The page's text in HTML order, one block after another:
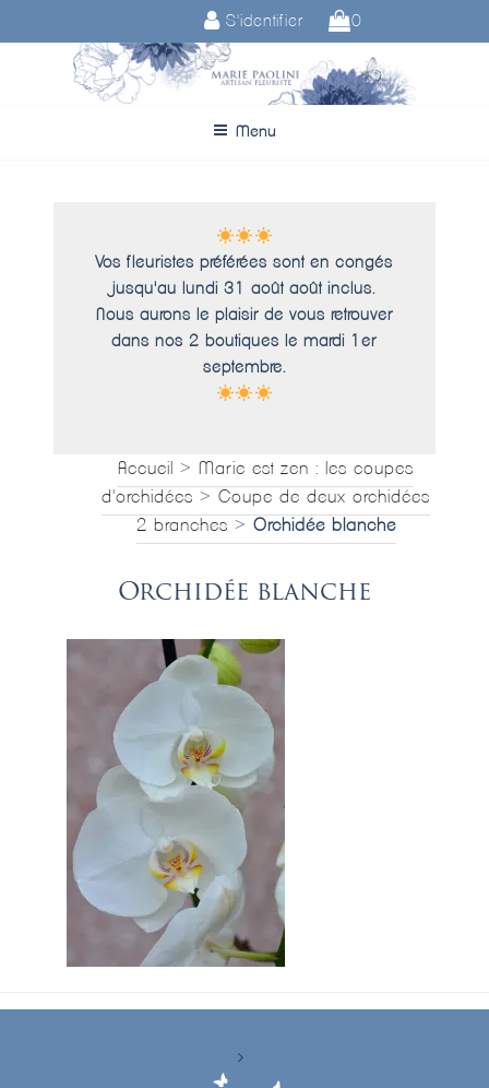
S'identifier 0
Menu
Vos fleuristes préférées sont en congés
jusqu'au lundi 31 août août inclus.
Nous aurons le plaisir de vous retrouver
dans nos 2 boutiques le mardi 1er
septembre.
Accueil >Marie est zen : les coupes
d'orchidées >Coupe de deux orchidées
2 branches > Orchidée blanche
Orchidée blanche